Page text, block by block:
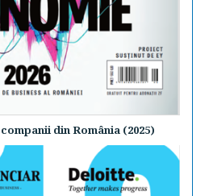
din România (2025)